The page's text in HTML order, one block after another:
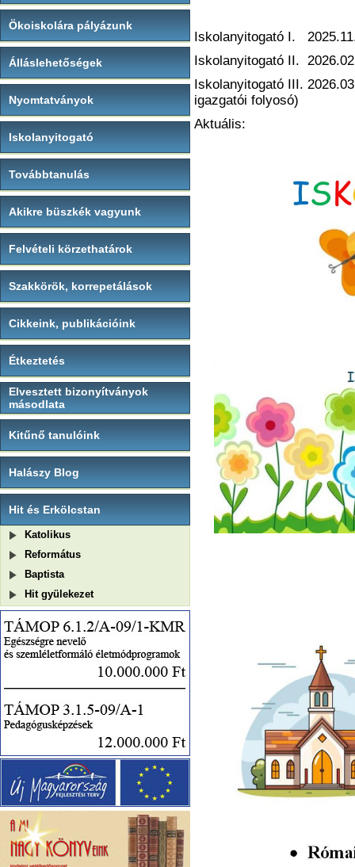
Ökoiskolára pályázunk
Álláslehetőségek
Nyomtatványok
Iskolanyitogató
Továbbtanulás
Akikre büszkék vagyunk
Felvételi körzethatárok
Szakkörök, korrepetálások
Cikkeink, publikációink
Étkeztetés
Elvesztett bizonyítványok
másodlata
Kitűnő tanulóink
Halászy Blog
Hit és Erkölcstan
Katolikus
Református
Baptista
Hit gyülekezet
Iskolanyitogató I.
Iskolanyitogató II.
Iskolanyitogató III.
igazgatói folyosó)
Aktuális: